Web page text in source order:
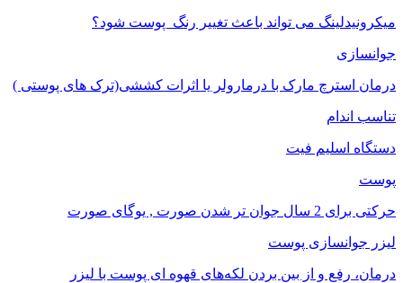
میکرونیدلینگ می تواند باعث تغییر رنگ ‍ پوست شود؟
جوانسازی
درمان استرچ مارک با درمارولر یا اثرات کششی(ترک های پوستی )
تناسب اندام
دستگاه اسلیم فیت
پوست
حرکتی برای 2 سال جوان تر شدن صورت , یوگای صورت
لیزر جوانسازی پوست
درمان، رفع و از بین بردن لکه‌های قهوه ای پوست با لیزر